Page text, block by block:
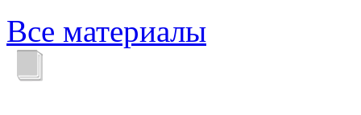
Все материалы